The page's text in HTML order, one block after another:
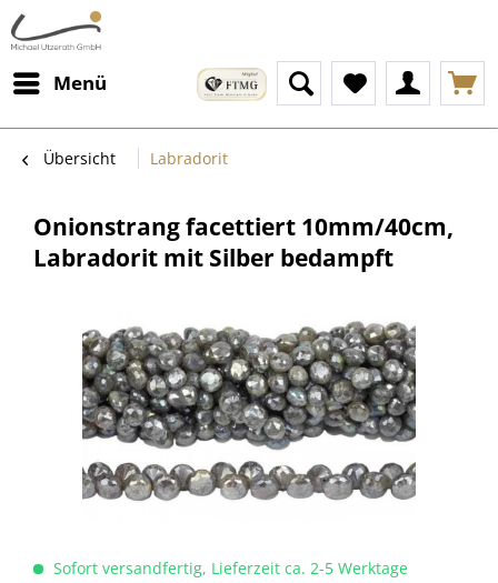
Menü
Übersicht Labradorit
Onionstrang facettiert 10mm/40cm,
Labradorit mit Silber bedampft
Sofort versandfertig, Lieferzeit ca. 2-5 Werktage